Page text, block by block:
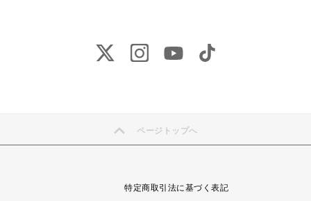
ページトップへ
特定商取引法に基づく表記